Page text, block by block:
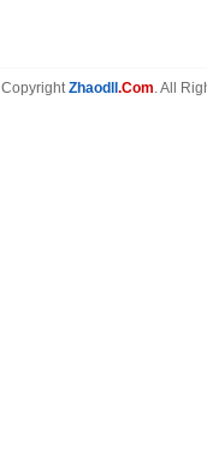
CopyrightZhaodll .Com. All